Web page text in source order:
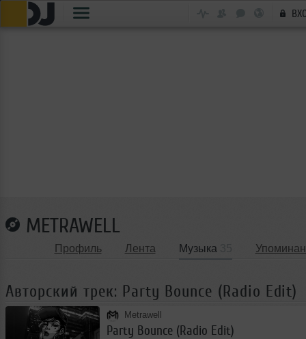
METRAWELL
Профиль Лента Музыка
Авторский трек: Party Bounce (Radio Edit)
Metrawell
Party Bounce (Radio Edit)